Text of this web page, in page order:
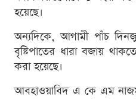
হয়েছে।
অন্যদিকে, আগামী পাঁচ
বৃষ্টিপাতের ধারা বজায়
করা হয়েছে।
আবহাওয়াবিদ এ কে এম